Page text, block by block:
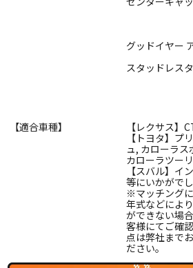
グッドイヤー
スタッドレス
【適合車種】
【レクサス】
【トヨタ】プ
ュ, カローラ
カローラツー
【スバル】イ
等にいかがでし
※マッチング
年式などによ
ができない場
客様にてご確
点は弊社まで
ださい。